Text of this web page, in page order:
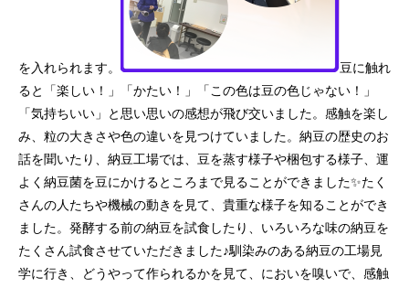
を入れられます。
豆に触れ
ると「楽しい！」「かたい！」「この色は豆の色じゃない！」
「気持ちいい」と思い思いの感想が飛び交いました。 感触を楽し
み、粒の大きさや色の違いを見つけていました。納豆の歴史のお
話を聞いたり、納豆工場では、豆を蒸す様子や梱包する様子、運
よく納豆菌を豆にかけるところまで見ることができました✨たく
さんの人たちや機械の動きを見て、貴重な様子を知ることができ
ました。発酵する前の納豆を試食したり、いろいろな味の納豆を
たくさん試食させていただきました♪馴染みのある納豆の工場見
学に行き、どうやって作られるかを見て、においを嗅いで、感触